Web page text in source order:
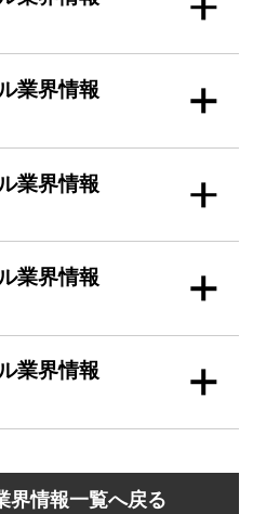
業界情報
業界情報
業界情報
業界情報
界情報一覧へ戻る